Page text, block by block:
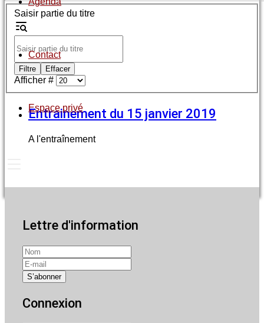
Contact
Espace privé
Saisir partie du titre
Filtre Effacer
Afficher #
Entrainement du 15 janvier 2019
A l'entraînement
Lettre d'information
Connexion